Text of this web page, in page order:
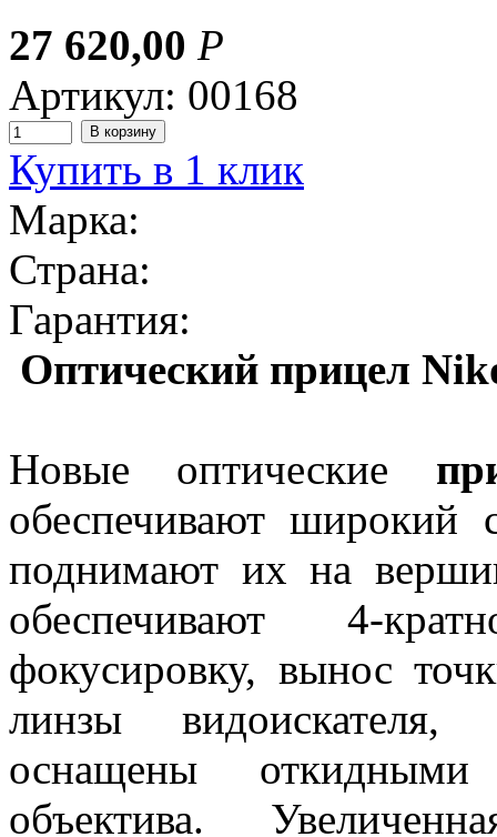
27 620,00 Р
Артикул: 00168
Купить в 1 клик
Марка:
Страна:
Гарантия:
Оптический прицел
Новые оптические
обеспечивают широкий
поднимают их на
обеспечивают 4-
фокусировку, вынос
линзы видоискателя,
оснащены
объектива.